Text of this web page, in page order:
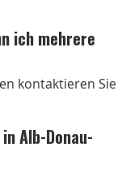
ich mehrere
kontaktieren Sie
Alb-Donau-